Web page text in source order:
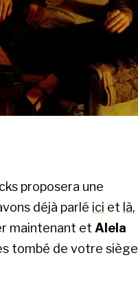
proposera une
déjà parlé ici et là,
maintenant et Alela
tombé de votre siège